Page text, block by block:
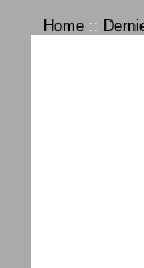
Home ::